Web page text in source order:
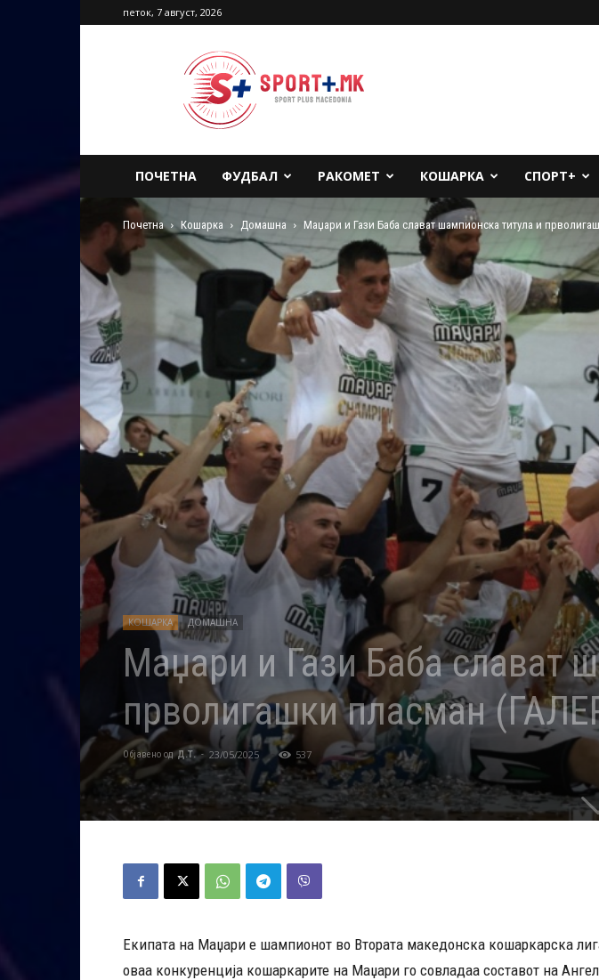
петок, 7 август, 2026
Sport
Plus
Macedonia
ПОЧЕТНА ФУДБАЛ РАКОМЕТ КОШАРКА СПОРТ+
Почетна Кошарка Домашна Маџари и Гази Баба слават шампионска титула и
КОШАРКА ДОМАШНА
Маџари и Гази Баба слават
прволигашки пласман
Објавено од Д.Т. - 23/05/2025 537
Екипата на Маџари е шампионот во Втората македонска кошаркарска
оваа конкуренција кошаркарите на Маџари го совладаа составот на